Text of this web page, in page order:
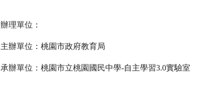
辦理單位：
主辦單位：桃園市政府教育局
承辦單位：桃園市立桃園國民中學-自主學習3.0實驗室